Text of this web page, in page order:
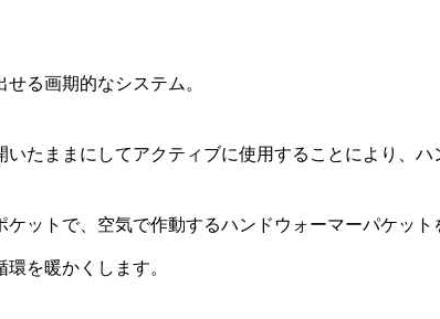
る画期的なシステム。
たままにしてアクティブに使用することにより、
ットで、空気で作動するハンドウォーマーパケッ
を暖かくします。